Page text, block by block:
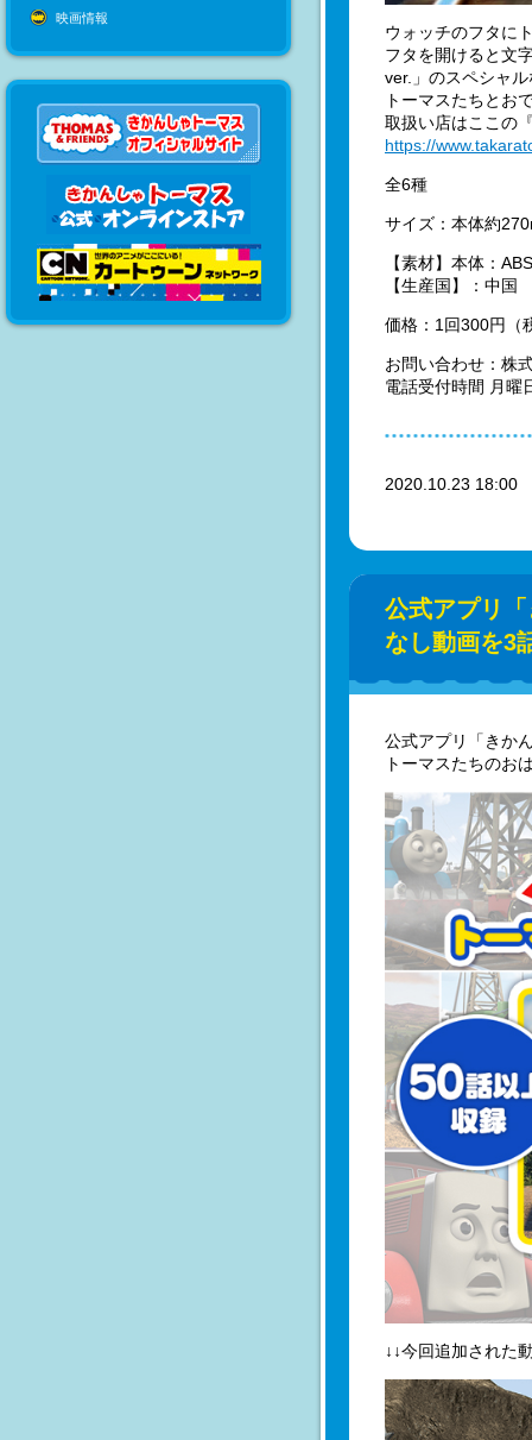
映画情報
ウォッチのフタに
フタを開けると文
ver.」のスペシャ
トーマスたちとお
取扱い店はここの
https://
全6種
サイズ：本体約
【素材】本体：
【生産国】：中国
価格：1回300円（
お問い合わせ：株
電話受付時間 月曜
2020.10.23
公式アプリ
なし動画を3
公式アプリ「きか
トーマスたちのお
↓↓今回追加された